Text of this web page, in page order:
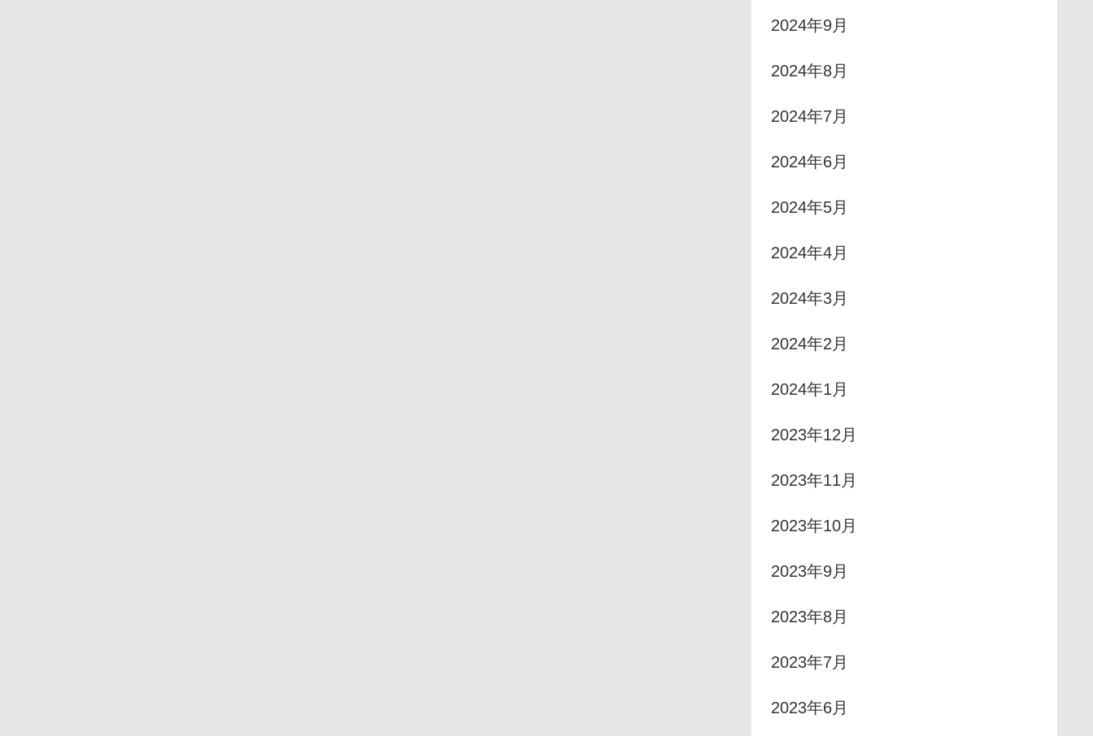
2024年9月
2024年8月
2024年7月
2024年6月
2024年5月
2024年4月
2024年3月
2024年2月
2024年1月
2023年12月
2023年11月
2023年10月
2023年9月
2023年8月
2023年7月
2023年6月